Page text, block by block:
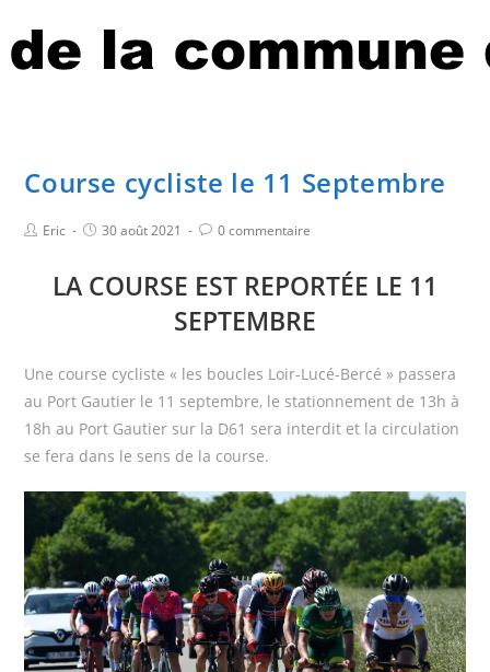
Course cycliste le 11 Septembre
Eric 30 août 2021 0 commentaire
LA COURSE EST REPORTÉE LE 11
SEPTEMBRE
Une course cycliste « les boucles Loir-Lucé-Bercé » passera
au Port Gautier le 11 septembre, le stationnement de 13h à
18h au Port Gautier sur la D61 sera interdit et la circulation
se fera dans le sens de la course.